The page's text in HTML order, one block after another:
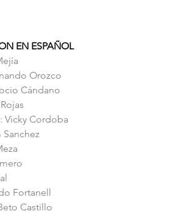
EN ESPAÑOL
Orozco
Cándano
Vicky Cordoba
Sanchez
Fortanell
Castillo